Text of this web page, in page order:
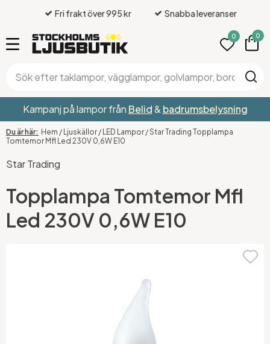
Fri frakt över 995 kr Snabba leveranser
0 0
Kampanj på lampor från Belid& badrumsbelysning
Hem / Ljuskällor / LED Lampor /Star Trading Topplampa
Tomtemor Mfl Led 230V 0,6W E10
Star Trading
Topplampa Tomtemor Mfl
Led 230V 0,6W E10